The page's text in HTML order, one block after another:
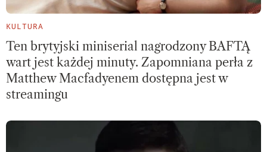
KULTURA
Ten brytyjski miniserial nagrodzony BAFTĄ
wart jest każdej minuty. Zapomniana perła z
Matthew Macfadyenem dostępna jest w
streamingu